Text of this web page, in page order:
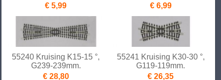
€ 5,99
€ 6,99
55240 Kruising K15-15 °,
G239-239mm.
€ 28,80
55241 Kruising K30-30 °,
G119-119mm.
€ 26,35